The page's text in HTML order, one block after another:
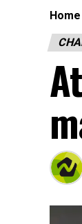
Home